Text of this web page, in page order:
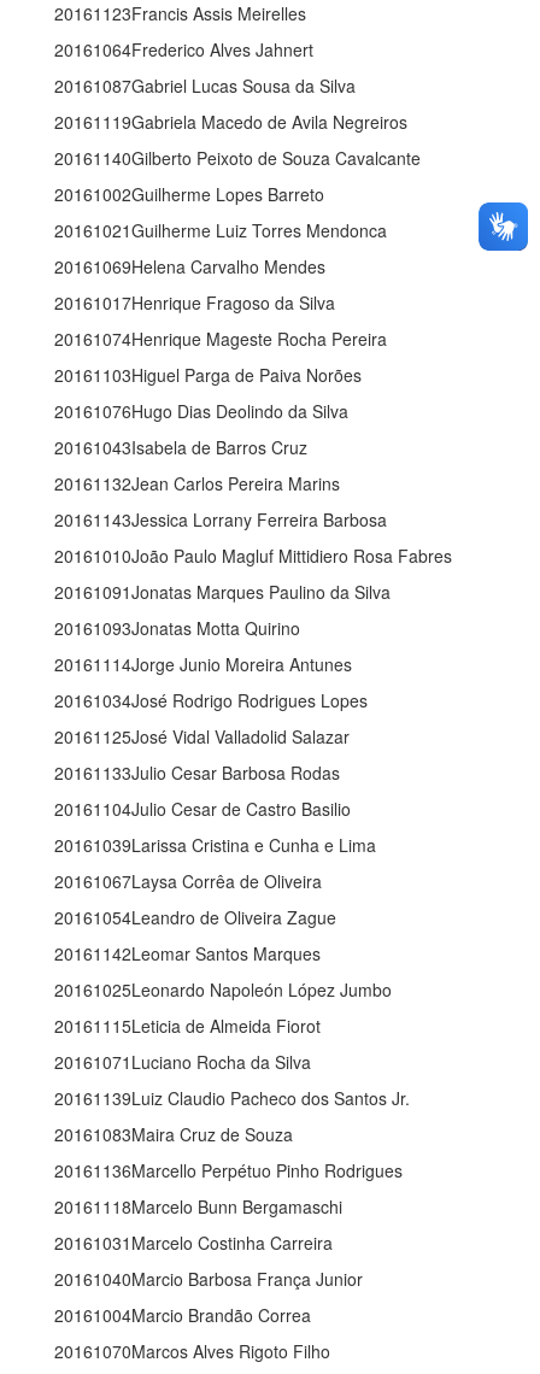
20161123Francis Assis Meirelles
20161064Frederico Alves Jahnert
20161087Gabriel Lucas Sousa da Silva
20161119Gabriela Macedo de Avila Negreiros
20161140Gilberto Peixoto de Souza Cavalcante
20161002Guilherme Lopes Barreto
20161021Guilherme Luiz Torres Mendonca
20161069Helena Carvalho Mendes
20161017Henrique Fragoso da Silva
20161074Henrique Mageste Rocha Pereira
20161103Higuel Parga de Paiva Norões
20161076Hugo Dias Deolindo da Silva
20161043Isabela de Barros Cruz
20161132Jean Carlos Pereira Marins
20161143Jessica Lorrany Ferreira Barbosa
20161010João Paulo Magluf Mittidiero Rosa Fabres
20161091Jonatas Marques Paulino da Silva
20161093Jonatas Motta Quirino
20161114Jorge Junio Moreira Antunes
20161034José Rodrigo Rodrigues Lopes
20161125José Vidal Valladolid Salazar
20161133Julio Cesar Barbosa Rodas
20161104Julio Cesar de Castro Basilio
20161039Larissa Cristina e Cunha e Lima
20161067Laysa Corrêa de Oliveira
20161054Leandro de Oliveira Zague
20161142Leomar Santos Marques
20161025Leonardo Napoleón López Jumbo
20161115Leticia de Almeida Fiorot
20161071Luciano Rocha da Silva
20161139Luiz Claudio Pacheco dos Santos Jr.
20161083Maira Cruz de Souza
20161136Marcello Perpétuo Pinho Rodrigues
20161118Marcelo Bunn Bergamaschi
20161031Marcelo Costinha Carreira
20161040Marcio Barbosa França Junior
20161004Marcio Brandão Correa
20161070Marcos Alves Rigoto Filho